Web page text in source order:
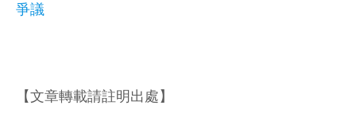
爭議
【文章轉載請註明出處】